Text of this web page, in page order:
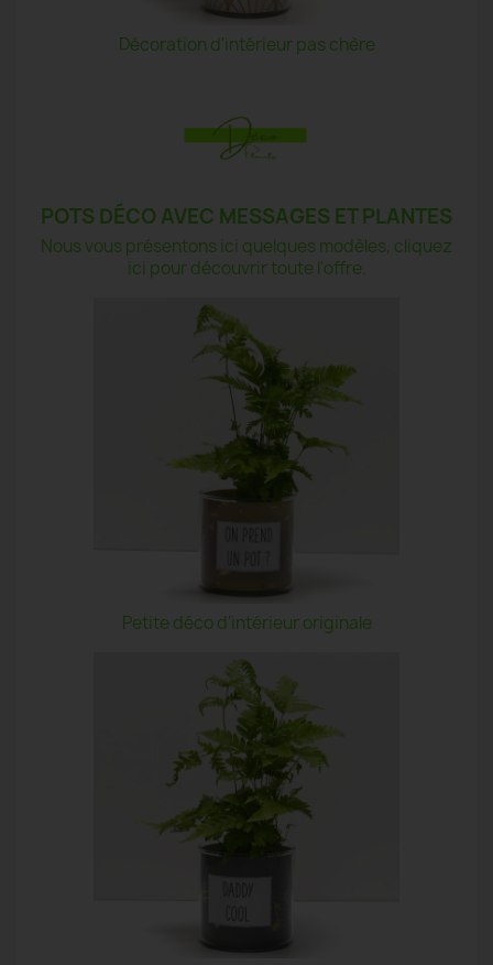
Décoration d'intérieur pas chère
POTS DÉCO AVEC MESSAGES ET PLANTES
Nous vous présentons ici quelques modèles, cliquez
ici pour découvrir toute l'offre.
Petite déco d'intérieur originale